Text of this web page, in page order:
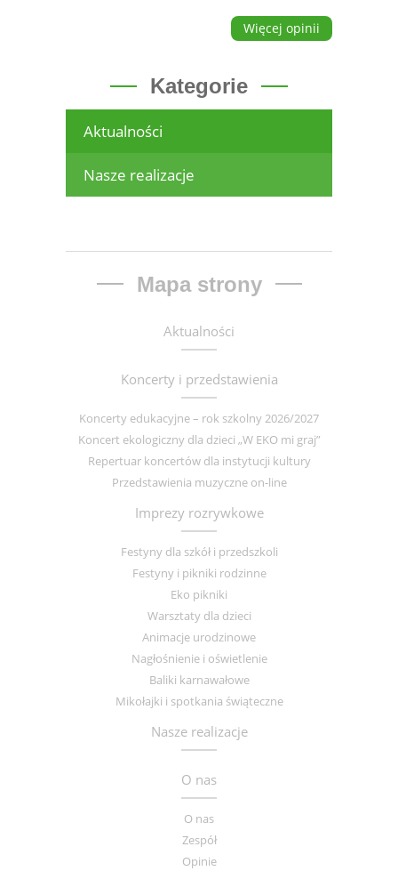
Więcej opinii
Kategorie
Aktualności
Nasze realizacje
Mapa strony
Aktualności
Koncerty i przedstawienia
Koncerty edukacyjne – rok szkolny 2026/2027
Koncert ekologiczny dla dzieci „W EKO mi graj”
Repertuar koncertów dla instytucji kultury
Przedstawienia muzyczne on-line
Imprezy rozrywkowe
Festyny dla szkół i przedszkoli
Festyny i pikniki rodzinne
Eko pikniki
Warsztaty dla dzieci
Animacje urodzinowe
Nagłośnienie i oświetlenie
Baliki karnawałowe
Mikołajki i spotkania świąteczne
Nasze realizacje
O nas
O nas
Zespół
Opinie